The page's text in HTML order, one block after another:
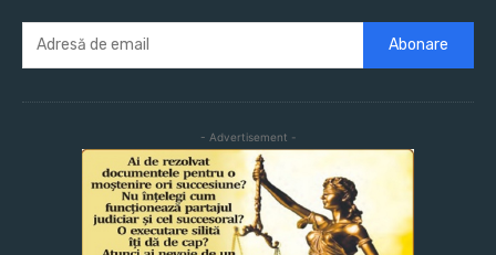
Abonare
- Advertisement -